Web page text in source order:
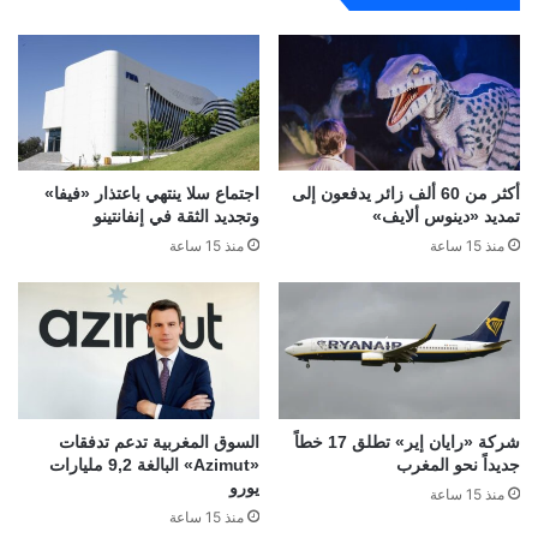
أكثر من 60 ألف زائر يدفعون إلى
تمديد «دينوس ألايف»
منذ 15 ساعة
اجتماع سلا ينتهي باعتذار «فيفا»
وتجديد الثقة في إنفانتينو
منذ 15 ساعة
شركة «رايان إير» تطلق 17 خطاً
جديداً نحو المغرب
منذ 15 ساعة
السوق المغربية تدعم تدفقات
«Azimut» البالغة 9,2 مليارات
يورو
منذ 15 ساعة